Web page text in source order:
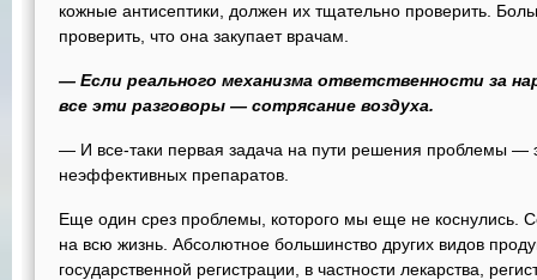
кожные антисептики, должен их тщательно проверить.
проверить, что она закупает врачам.
— Если реального механизма ответственности за
все эти разговоры — сотрясание воздуха.
— И все-таки первая задача на пути решения проблемы —
неэффективных препаратов.
Еще один срез проблемы, которого мы еще не коснулись.
на всю жизнь. Абсолютное большинство других видов
государственной регистрации, в частности лекарства,